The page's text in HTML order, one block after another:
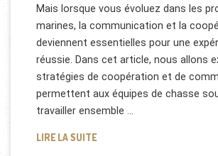
Mais lorsque vous évoluez dans les
marines, la communication et la
deviennent essentielles pour une
réussie. Dans cet article, nous allons
stratégies de coopération et de
permettent aux équipes de chasse
travailler ensemble …
LIRE LA SUITECHASSE SOUS-MARINE EN